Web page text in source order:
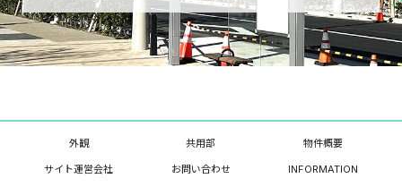
外観 共用部 物件概要
サイト運営会社 お問い合わせ INFORMATION